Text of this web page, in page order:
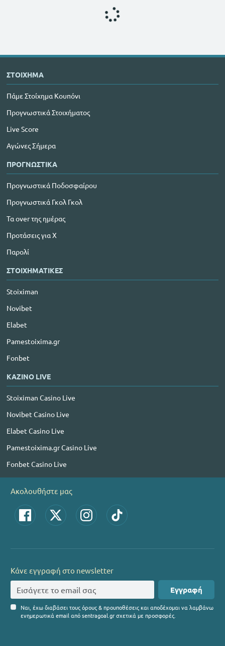
ΣΤΟΙΧΗΜΑ
Πάμε Στοίχημα Κουπόνι
Προγνωστικά Στοιχήματος
Live Score
Αγώνες Σήμερα
ΠΡΟΓΝΩΣΤΙΚΑ
Προγνωστικά Ποδοσφαίρου
Προγνωστικά Γκολ Γκολ
Τα over της ημέρας
Προτάσεις για Χ
Παρολί
ΣΤΟΙΧΗΜΑΤΙΚΕΣ
Stoiximan
Novibet
Elabet
Pamestoixima.gr
Fonbet
ΚΑΖΙΝΟ LIVE
Stoiximan Casino Live
Novibet Casino Live
Elabet Casino Live
Pamestoixima.gr Casino Live
Fonbet Casino Live
Ακολουθήστε μας
Κάνε εγγραφή στο newsletter
Εγγραφή
Ναι, έχω διαβάσει τους όρους & προυποθέσεις και αποδέχομαι να λαμβάνω
ενημερωτικά email από sentragoal.gr σχετικά με προσφορές.